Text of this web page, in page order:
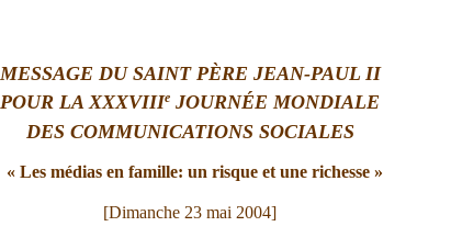
MESSAGE DU SAINT PÈRE JEAN-PAUL II
POUR LA XXXVIIIe JOURNÉE MONDIALE
DES COMMUNICATIONS SOCIALES
« Les médias en famille: un risque et une richesse »
[Dimanche 23 mai 2004]